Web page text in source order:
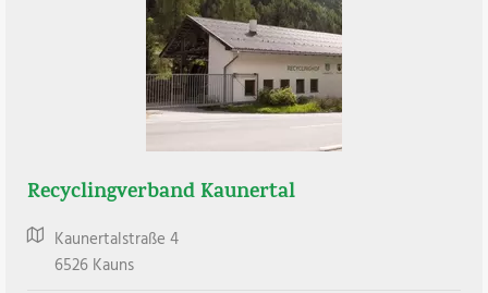
Recyclingverband Kaunertal
Kaunertalstraße 4
6526 Kauns